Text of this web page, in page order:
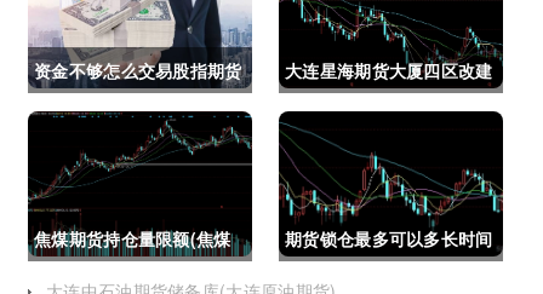
资金不够怎么交易股指期货
(资金不够怎么交易股指期
货呢)
大连星海期货大厦四区改建
(大连星海广场期货大厦)
焦煤期货持仓量限额(焦煤
期货持仓量限额是多少)
期货锁仓最多可以多长时间
(期货锁仓最多可以多长时